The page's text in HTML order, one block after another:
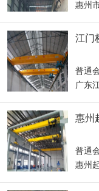
惠州
江门
普通
广东
惠州
普通
惠州